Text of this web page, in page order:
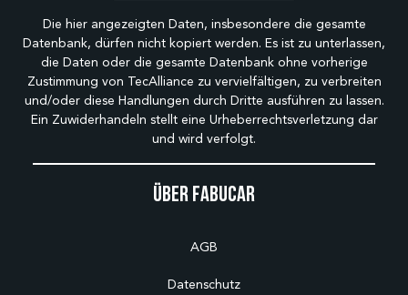
Über Fabucar
AGB
Datenschutz
Die hier angezeigten Daten, insbesondere die gesamte
Datenbank, dürfen nicht kopiert werden. Es ist zu unterlassen,
die Daten oder die gesamte Datenbank ohne vorherige
Zustimmung von TecAlliance zu vervielfältigen, zu verbreiten
und/oder diese Handlungen durch Dritte ausführen zu lassen.
Ein Zuwiderhandeln stellt eine Urheberrechtsverletzung dar
und wird verfolgt.